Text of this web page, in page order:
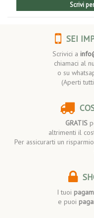
Scrivi
SEI
Scrivici a
chiamaci al
o su
(Aperti
GRATIS
altrimenti il
Per assicurarti un
I tuoi
e puoi